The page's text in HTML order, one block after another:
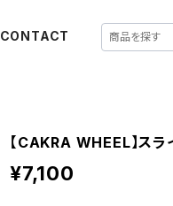
CONTACT
【CAKRA WHEEL】スラ
¥7,100